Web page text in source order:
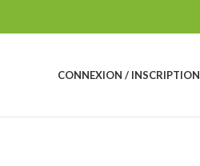
CONNEXION / INSCRIPTION